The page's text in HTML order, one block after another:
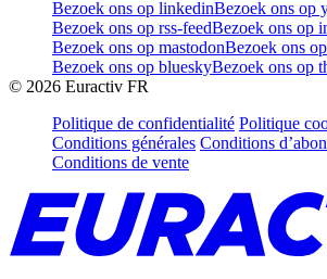
Bezoek ons op linkedinBezoek ons op
Bezoek ons op rss-feedBezoek ons op
Bezoek ons op mastodonBezoek ons
Bezoek ons op blueskyBezoek ons op
© 2026 Euractiv FR
Politique de confidentialité Politique
Conditions générales Conditions
Conditions de vente